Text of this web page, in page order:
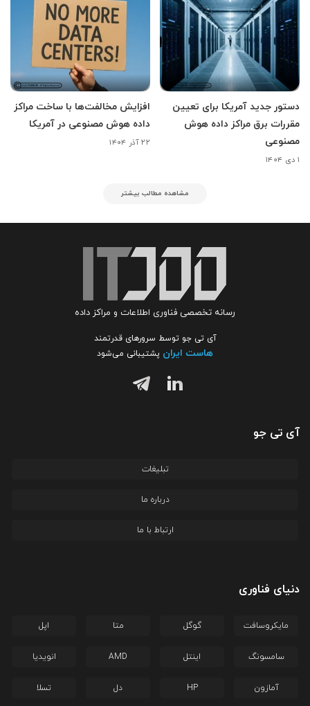
دستور جدید آمریکا برای تعیین
مقررات برق مراکز داده هوش
مصنوعی
۱ دی ۱۴۰۴
افزایش مخالفت‌ها با ساخت مراکز
داده هوش مصنوعی در آمریکا
۲۲ آذر ۱۴۰۴
مشاهده مطالب بیشتر
رسانه تخصصی فناوری اطلاعات و مراکز داده
آی تی جو توسط سرورهای قدرتمند
هاست ایران پشتیبانی می‌شود
آی تی جو
تبلیغات
درباره ما
ارتباط با ما
دنیای فناوری
مایکروسافت گوگل متا اپل
سامسونگ اینتل AMD انویدیا
آمازون HP دل تسلا